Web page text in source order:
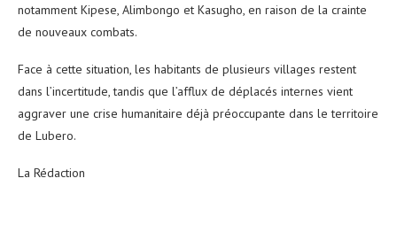
notamment Kipese, Alimbongo et Kasugho, en raison de la crainte
de nouveaux combats.
Face à cette situation, les habitants de plusieurs villages restent
dans l’incertitude, tandis que l’afflux de déplacés internes vient
aggraver une crise humanitaire déjà préoccupante dans le territoire
de Lubero.
La Rédaction